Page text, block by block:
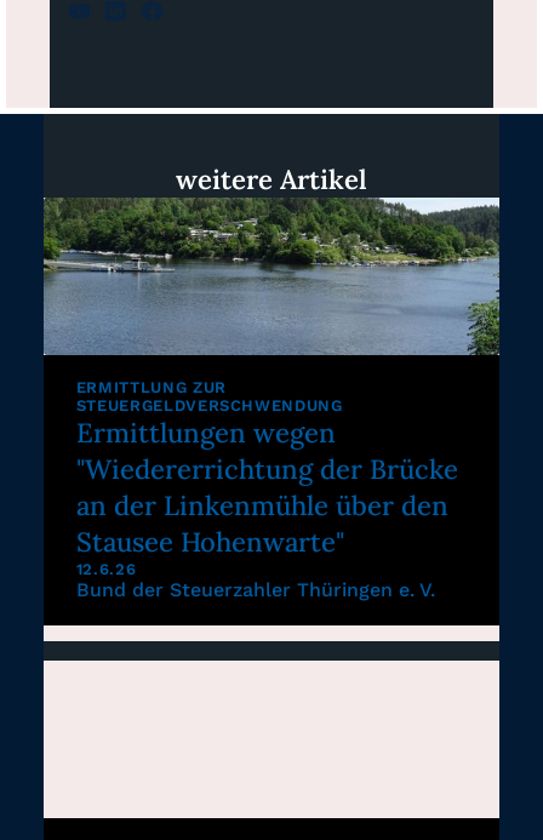
weitere Artikel
ERMITTLUNG ZUR
STEUERGELDVERSCHWENDUNG
Ermittlungen wegen
"Wiedererrichtung der Brücke
an der Linkenmühle über den
Stausee Hohenwarte"
12.6.26
Bund der Steuerzahler Thüringen e. V.